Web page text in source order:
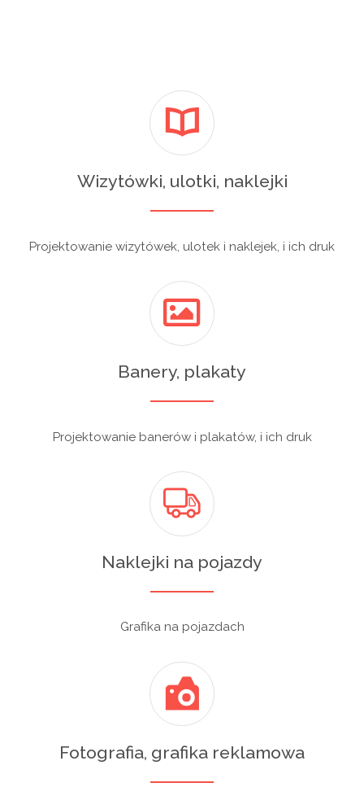
Wizytówki, ulotki, naklejki
Projektowanie wizytówek, ulotek i naklejek, i ich druk
Banery, plakaty
Projektowanie banerów i plakatów, i ich druk
Naklejki na pojazdy
Grafika na pojazdach
Fotografia, grafika reklamowa